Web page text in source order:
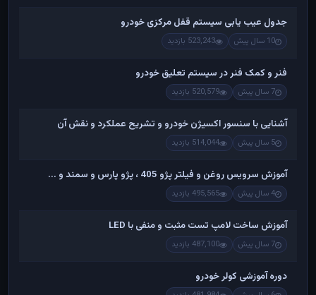
جدول عیب یابی سیستم قفل مرکزی خودرو
10 سال پیش 523,243 بازدید
فنر و کمک فنر در سیستم تعلیق خودرو
7 سال پیش 520,579 بازدید
آشنایی با سنسور اکسیژن خودرو و تشریح عملکرد و نقش آن
5 سال پیش 514,044 بازدید
آموزش سرویس روغن و فیلتر پژو 405 ، پژو پارس و سمند و ...
4 سال پیش 495,565 بازدید
آموزش ساخت لامپ تست مثبت و منفی با LED
7 سال پیش 487,100 بازدید
دوره آموزشی کولر خودرو